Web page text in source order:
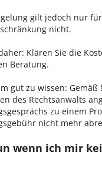
gilt jedoch nur
nicht.
Klären Sie die
Beratung.
gut zu wissen:
des Rechtsanwalts
zu einem
nicht mehr
wenn ich mir